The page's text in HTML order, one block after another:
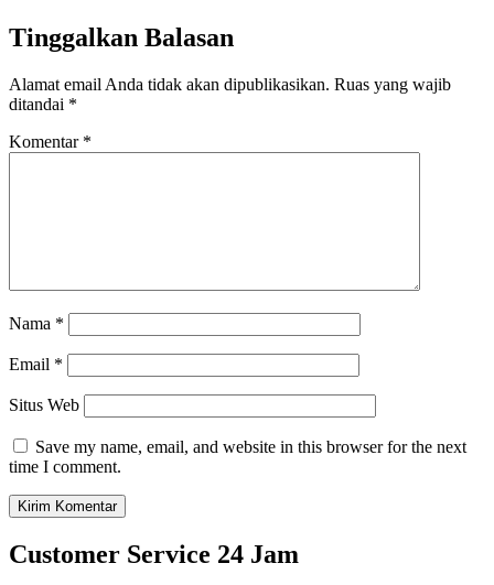
Tinggalkan Balasan
Alamat email Anda tidak akan dipublikasikan. Ruas yang wajib
ditandai *
Komentar *
Nama *
Email *
Situs Web
Save my name, email, and website in this browser for the next
time I comment.
Customer Service 24 Jam